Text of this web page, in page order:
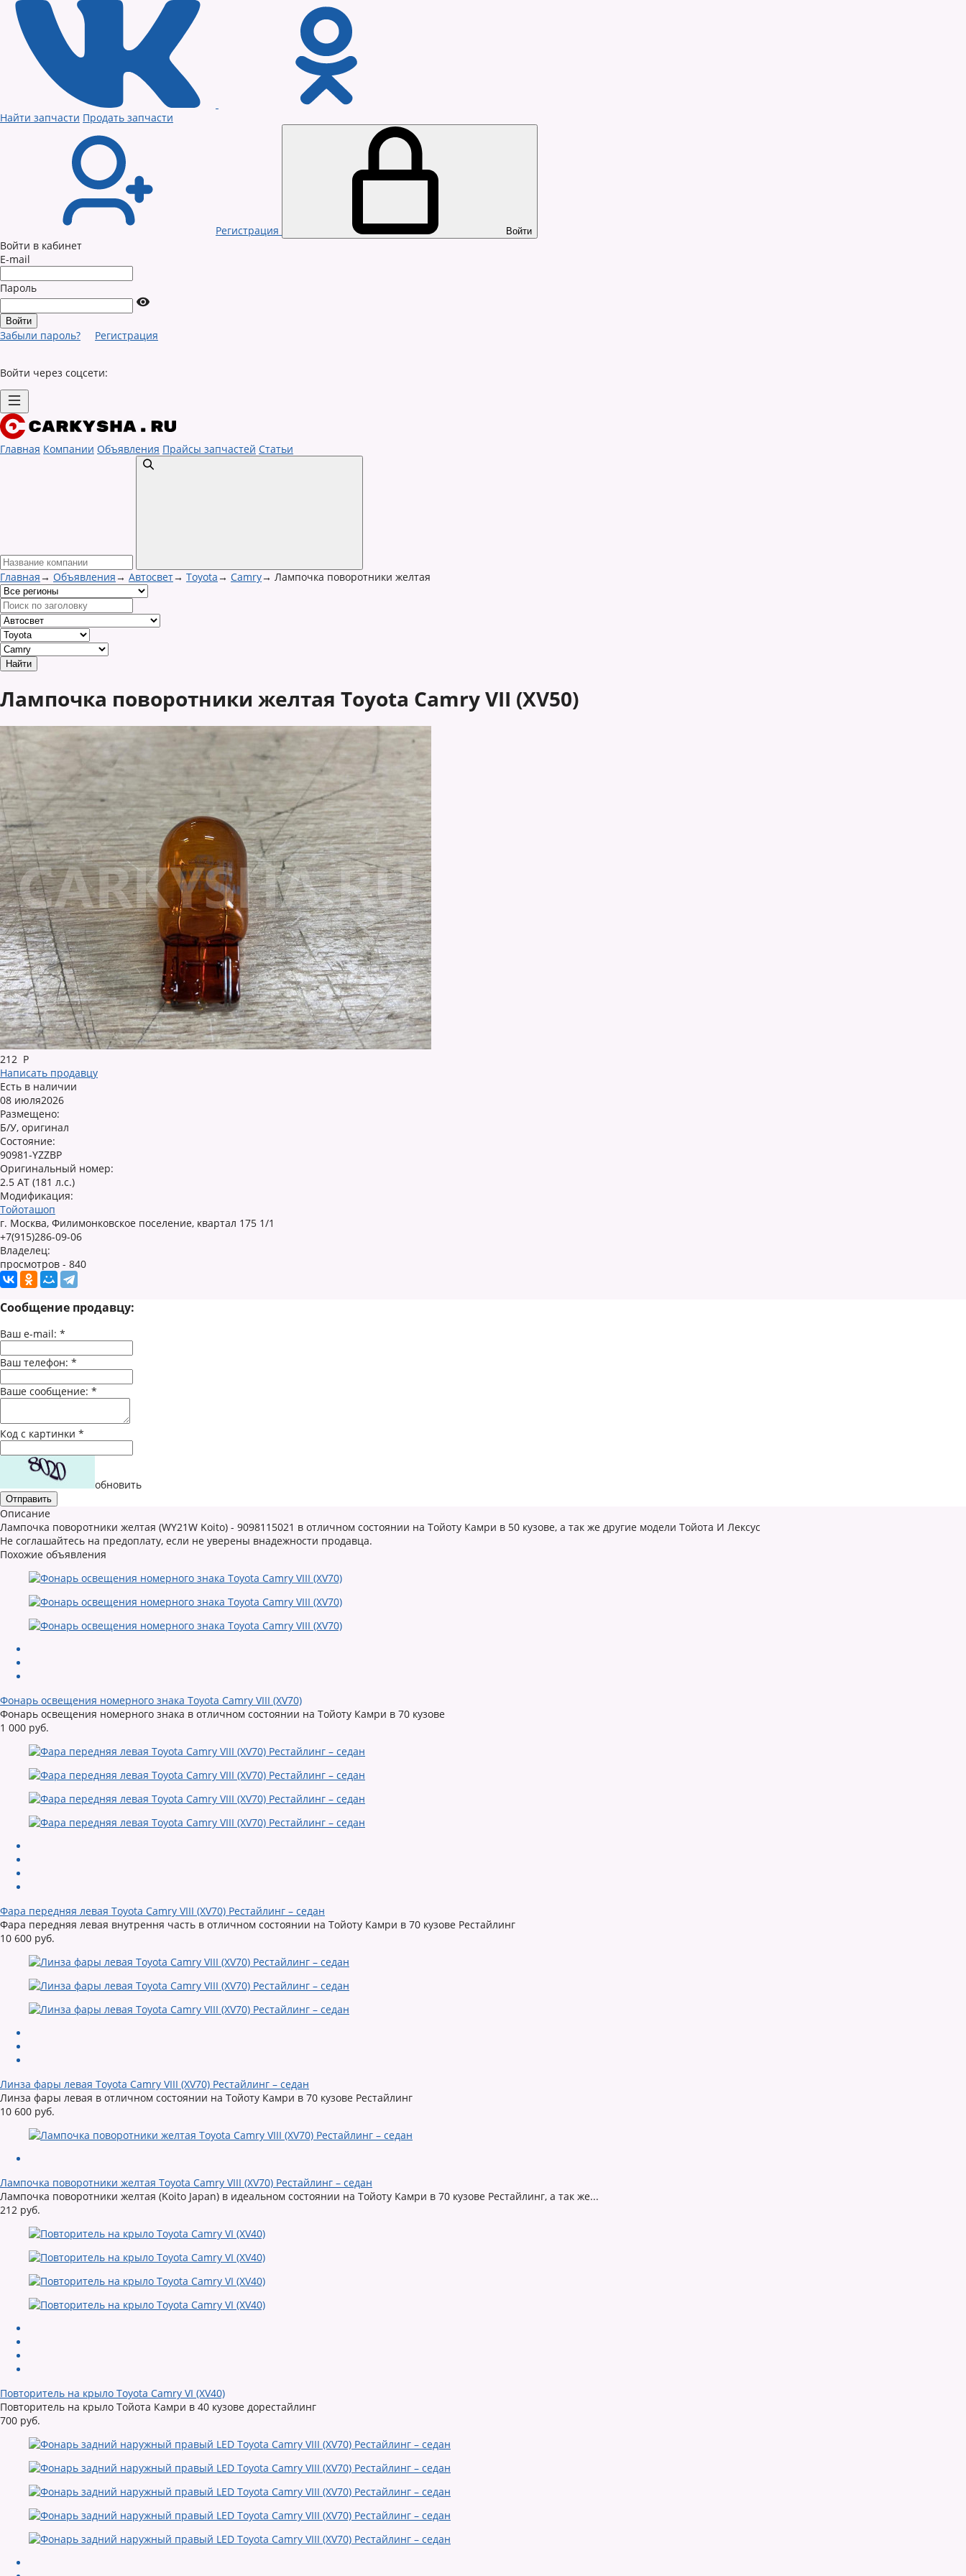
Найти запчасти Продать запчасти
Регистрация Войти
Войти в кабинет
E-mail
Пароль
Забыли пароль? Регистрация
Войти через соцсети:
Главная Компании Объявления Прайсы запчастей Статьи
Главная→ Объявления→ Автосвет→ Toyota→ Camry→ Лампочка поворотники желтая
Лампочка поворотники желтая Toyota Camry VII (XV50)
212 Р
Написать продавцу
Есть в наличии
08 июля2026
Размещено:
Б/У, оригинал
Состояние:
90981-YZZBP
Оригинальный номер:
2.5 AT (181 л.с.)
Модификация:
Тойоташоп
г. Москва, Филимонковское поселение, квартал 175 1/1
+7(915)286-09-06
Владелец:
просмотров - 840
Сообщение продавцу:
Ваш e-mail: *
Ваш телефон: *
Ваше сообщение: *
Код с картинки *
обновить
Описание
Лампочка поворотники желтая (WY21W Koito) - 9098115021 в отличном состоянии на Тойоту Камри в 50 кузове, а так же другие модели Тойота И Лексус
Не соглашайтесь на предоплату, если не уверены внадежности продавца.
Похожие объявления
Фонарь освещения номерного знака Toyota Camry VIII (XV70)
Фонарь освещения номерного знака в отличном состоянии на Тойоту Камри в 70 кузове
1 000 руб.
Фара передняя левая Toyota Camry VIII (XV70) Рестайлинг – седан
Фара передняя левая внутрення часть в отличном состоянии на Тойоту Камри в 70 кузове Рестайлинг
10 600 руб.
Линза фары левая Toyota Camry VIII (XV70) Рестайлинг – седан
Линза фары левая в отличном состоянии на Тойоту Камри в 70 кузове Рестайлинг
10 600 руб.
Лампочка поворотники желтая Toyota Camry VIII (XV70) Рестайлинг – седан
Лампочка поворотники желтая (Koito Japan) в идеальном состоянии на Тойоту Камри в 70 кузове Рестайлинг, а так же...
212 руб.
Повторитель на крыло Toyota Camry VI (XV40)
Повторитель на крыло Тойота Камри в 40 кузове дорестайлинг
700 руб.